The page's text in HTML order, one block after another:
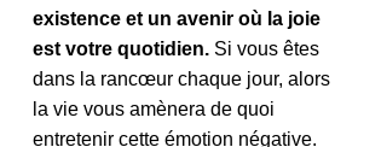
existence et un avenir où la joie
est votre quotidien. Si vous êtes
dans la rancœur chaque jour, alors
la vie vous amènera de quoi
entretenir cette émotion négative.